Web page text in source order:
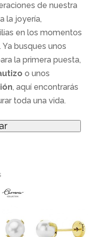
de nuestra
la joyería,
en los momentos
busques unos
la primera puesta,
o unos
, aquí encontrarás
toda una vida.
Ordenado
por